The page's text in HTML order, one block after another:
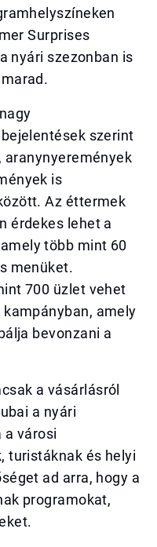
Surprises
nyári szezonban is
szerint
aranynyeremények
is
Az éttermek
érdekes lehet a
több mint 60
menüket.
700 üzlet vehet
amely
bevonzani a
a vásárlásról
a nyári
a városi
turistáknak és helyi
ad arra, hogy a
programokat,